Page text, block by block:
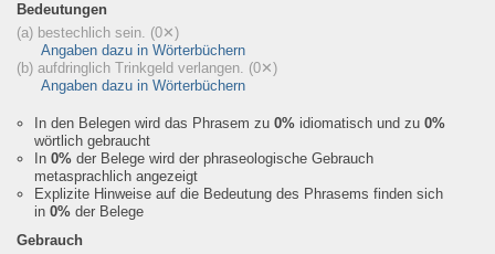
Bedeutungen
(a) bestechlich sein. (0✕)
Angaben dazu in Wörterbüchern
(b) aufdringlich Trinkgeld verlangen. (0✕)
Angaben dazu in Wörterbüchern
In den Belegen wird das Phrasem zu 0% idiomatisch und zu 0%
wörtlich gebraucht
In 0% der Belege wird der phraseologische Gebrauch
metasprachlich angezeigt
Explizite Hinweise auf die Bedeutung des Phrasems finden sich
in 0% der Belege
Gebrauch